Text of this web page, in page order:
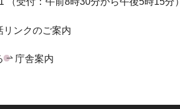
リンクのご案内
庁舎案内